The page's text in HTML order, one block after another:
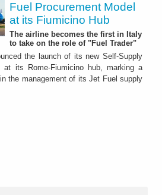
Fuel Procurement Model
at its Fiumicino Hub
The airline becomes the first in Italy
to take on the role of "Fuel Trader"
the launch of its new Self-Supply
at its Rome-Fiumicino hub, marking a
the management of its Jet Fuel supply